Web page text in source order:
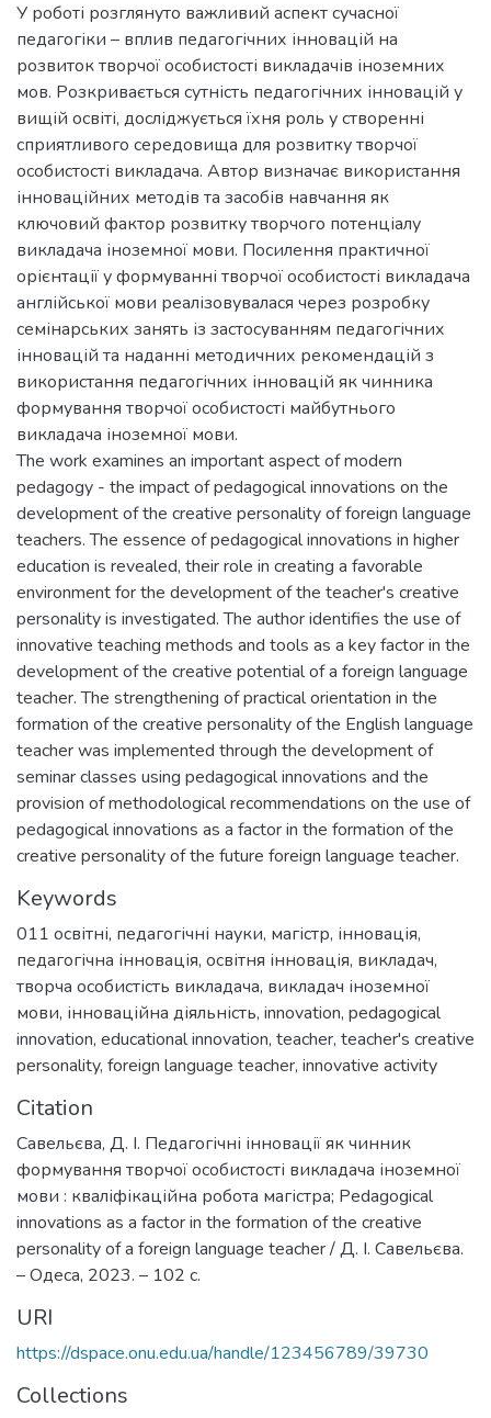
У роботі розглянуто важливий аспект сучасної
педагогіки – вплив педагогічних інновацій на
розвиток творчої особистості викладачів іноземних
мов. Розкривається сутність педагогічних інновацій у
вищій освіті, досліджується їхня роль у створенні
сприятливого середовища для розвитку творчої
особистості викладача. Автор визначає використання
інноваційних методів та засобів навчання як
ключовий фактор розвитку творчого потенціалу
викладача іноземної мови. Посилення практичної
орієнтації у формуванні творчої особистості викладача
англійської мови реалізовувалася через розробку
семінарських занять із застосуванням педагогічних
інновацій та наданні методичних рекомендацій з
використання педагогічних інновацій як чинника
формування творчої особистості майбутнього
викладача іноземної мови.
The work examines an important aspect of modern
pedagogy - the impact of pedagogical innovations on the
development of the creative personality of foreign language
teachers. The essence of pedagogical innovations in higher
education is revealed, their role in creating a favorable
environment for the development of the teacher's creative
personality is investigated. The author identifies the use of
innovative teaching methods and tools as a key factor in the
development of the creative potential of a foreign language
teacher. The strengthening of practical orientation in the
formation of the creative personality of the English language
teacher was implemented through the development of
seminar classes using pedagogical innovations and the
provision of methodological recommendations on the use of
pedagogical innovations as a factor in the formation of the
creative personality of the future foreign language teacher.
Keywords
011 освітні, педагогічні науки, магістр, інновація,
педагогічна інновація, освітня інновація, викладач,
творча особистість викладача, викладач іноземної
мови, інноваційна діяльність, innovation, pedagogical
innovation, educational innovation, teacher, teacher's creative
personality, foreign language teacher, innovative activity
Citation
Савельєва, Д. І. Педагогічні інновації як чинник
формування творчої особистості викладача іноземної
мови : кваліфікаційна робота магістра; Pedagogical
innovations as a factor in the formation of the creative
personality of a foreign language teacher / Д. І. Савельєва.
– Одеса, 2023. – 102 с.
URI
https://dspace.onu.edu.ua/handle/123456789/39730
Collections